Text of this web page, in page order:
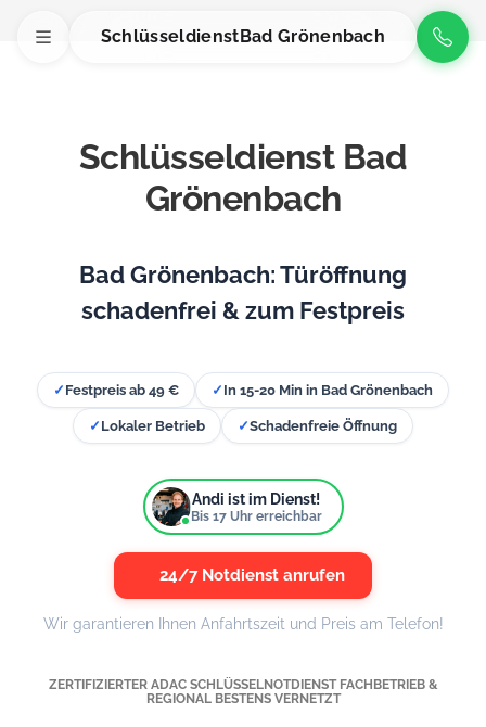
SchlüsseldienstBad Grönenbach
Schlüsseldienst Bad
Grönenbach
Bad Grönenbach: Türöffnung
schadenfrei & zum Festpreis
✓ Festpreis ab 49 € ✓ In 15-20 Min in Bad Grönenbach
✓ Lokaler Betrieb ✓Schadenfreie Öffnung
Andi ist im Dienst!
Bis 17Uhr erreichbar
24/7 Notdienst anrufen
Wir garantieren Ihnen Anfahrtszeit und Preis am Telefon!
ZERTIFIZIERTER ADAC SCHLÜSSELNOTDIENST FACHBETRIEB &
REGIONAL BESTENS VERNETZT